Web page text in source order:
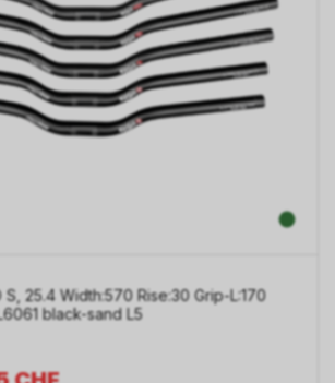
S, 25.4 Width:570 Rise:30 Grip-L:170
black-sand L5